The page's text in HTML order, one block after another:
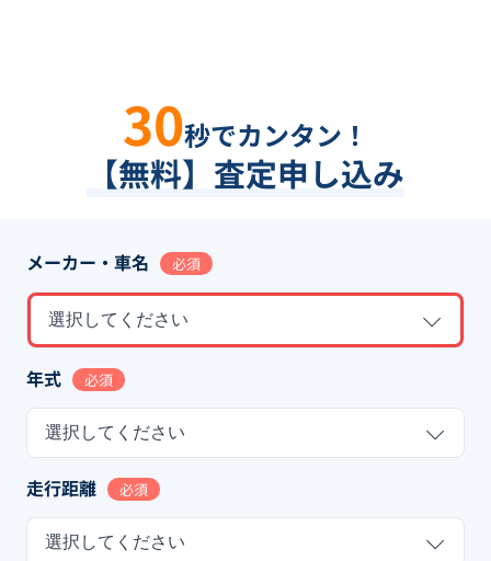
30秒でカンタン！
【無料】査定申し込み
メーカー・車名 必須
選択してください
年式 必須
選択してください
走行距離 必須
選択してください